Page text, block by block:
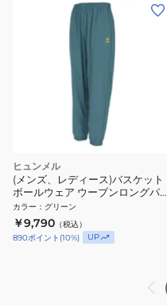
ヒュンメル
(メンズ、レディース)バスケット
ボールウェア ウーブンロングパン
ツ HAPB2123P-567
カラー ： グリーン
￥9,790 （税込）
890ポイント (10%) UP